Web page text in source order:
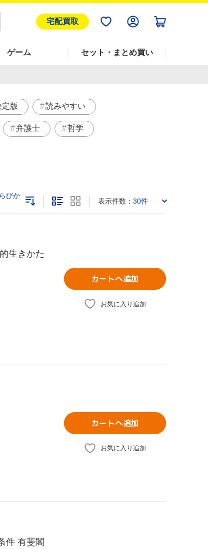
宅配買取
ゲーム セット・まとめ買い
定版 読みやすい
弁護士 哲学
びか
表示件数： 30件
生きかた
カートへ追加
お気に入り追加
カートへ追加
お気に入り追加
件 有斐閣